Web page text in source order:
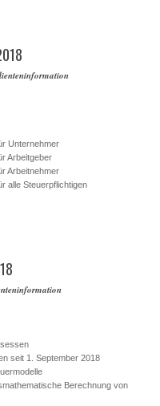
Unternehmer
Arbeitgeber
Arbeitnehmer
alle Steuerpflichtigen
seit 1. September 2018
Berechnung von